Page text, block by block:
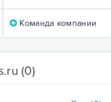
Команда компании
(0)